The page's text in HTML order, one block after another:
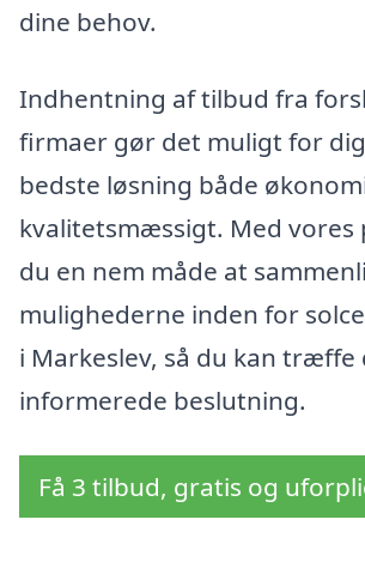
dine behov.
Indhentning af tilbud fra
firmaer gør det muligt for
bedste løsning både
kvalitetsmæssigt. Med
du en nem måde at
mulighederne inden for
i Markeslev, så du kan træffe
informerede beslutning.
Få 3 tilbud, gratis og